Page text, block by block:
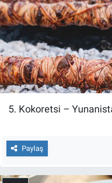
5. Kokoretsi –
Paylaş
Günün görüntüsü
Haber
İlan
Kimdir
Koronavirüs